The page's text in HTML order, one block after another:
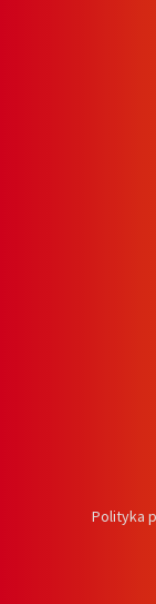
Polityka